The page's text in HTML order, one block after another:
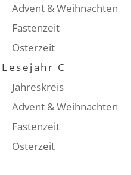
Advent & Weihnachten
Fastenzeit
Osterzeit
Lesejahr C
Jahreskreis
Advent & Weihnachten
Fastenzeit
Osterzeit